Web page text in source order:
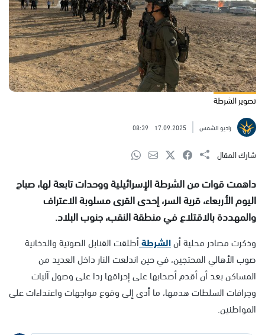
تصوير الشرطة
راديو الشمس 17.09.2025
08:39
شارك المقال
داهمت قوات من الشرطة الإسرائيلية ووحدات تابعة لها، صباح
اليوم الأربعاء، قرية السر، إحدى القرى مسلوبة الاعتراف
والمهددة بالاقتلاع في منطقة النقب، جنوب البلاد.
وذكرت مصادر محلية أنالشرطةأطلقت القنابل الصوتية والدخانية
صوب الأهالي المحتجين، في حين اندلعت النار داخل العديد من
المساكن بعد أن أقدم أصحابها على إحراقها ردا على وصول آليات
وجرافات السلطات هدمها، ما أدى إلى وقوع مواجهات واعتداءات على
المواطنين.